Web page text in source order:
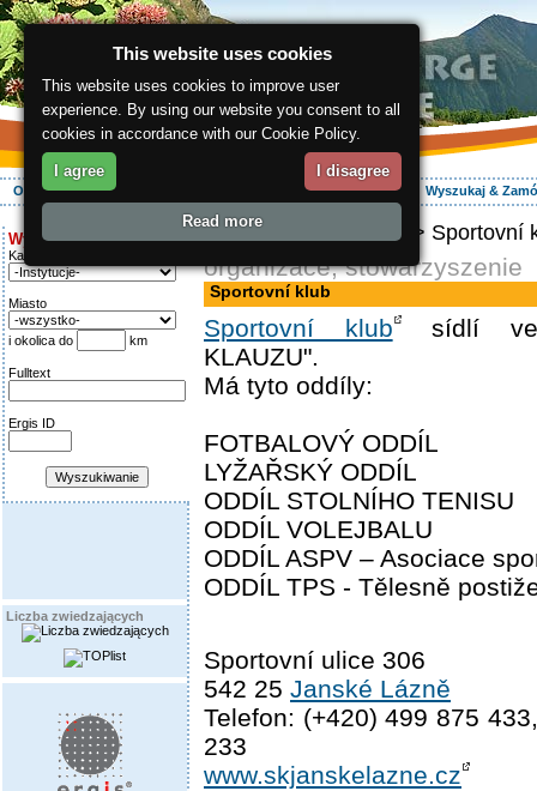
O regionie Aktywnie Zakwaterowanie Wyszukaj &
Wyszukiwanie:
Kategoria
Miasto
i okolica do km
Fulltext
Ergis ID
Liczba zwiedzających
ergis.cz Info serwis > Sportovní
organizace, stowarzyszenie
Sportovní klub
Sportovní klub sídlí ve
KLAUZU".
Má tyto oddíly:
FOTBALOVÝ ODDÍL
LYŽAŘSKÝ ODDÍL
ODDÍL STOLNÍHO TENISU
ODDÍL VOLEJBALU
ODDÍL ASPV – Asociace
ODDÍL TPS - Tělesně
Sportovní ulice 306
542 25 Janské Lázně
Telefon: (+420) 499 875
233
www.skjanskelazne.cz
This website uses cookies
This website uses cookies to improve user
experience. By using our website you consent to all
cookies in accordance with our Cookie Policy.
I agree I disagree
Read more